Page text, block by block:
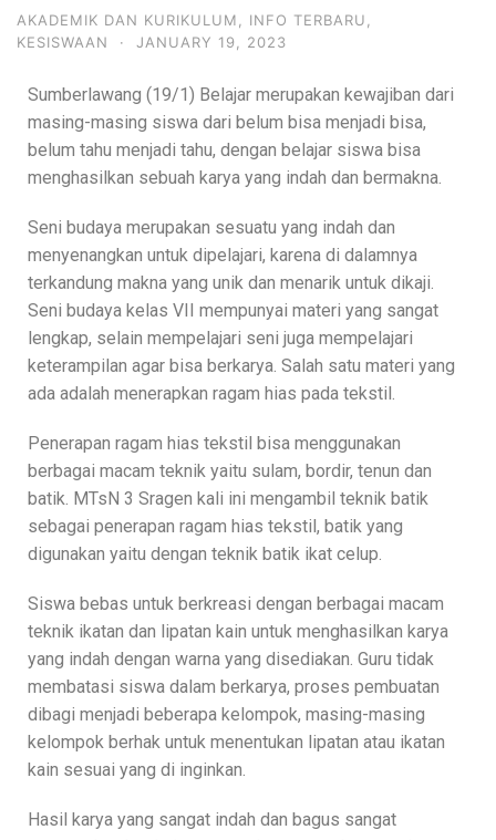
AKADEMIK DAN KURIKULUM, INFO TERBARU,
KESISWAAN
· JANUARY 19, 2023
Sumberlawang (19/1) Belajar merupakan kewajiban dari
masing-masing siswa dari belum bisa menjadi bisa,
belum tahu menjadi tahu, dengan belajar siswa bisa
menghasilkan sebuah karya yang indah dan bermakna.
Seni budaya merupakan sesuatu yang indah dan
menyenangkan untuk dipelajari, karena di dalamnya
terkandung makna yang unik dan menarik untuk dikaji.
Seni budaya kelas VII mempunyai materi yang sangat
lengkap, selain mempelajari seni juga mempelajari
keterampilan agar bisa berkarya. Salah satu materi yang
ada adalah menerapkan ragam hias pada tekstil.
Penerapan ragam hias tekstil bisa menggunakan
berbagai macam teknik yaitu sulam, bordir, tenun dan
batik. MTsN 3 Sragen kali ini mengambil teknik batik
sebagai penerapan ragam hias tekstil, batik yang
digunakan yaitu dengan teknik batik ikat celup.
Siswa bebas untuk berkreasi dengan berbagai macam
teknik ikatan dan lipatan kain untuk menghasilkan karya
yang indah dengan warna yang disediakan. Guru tidak
membatasi siswa dalam berkarya, proses pembuatan
dibagi menjadi beberapa kelompok, masing-masing
kelompok berhak untuk menentukan lipatan atau ikatan
kain sesuai yang di inginkan.
Hasil karya yang sangat indah dan bagus sangat